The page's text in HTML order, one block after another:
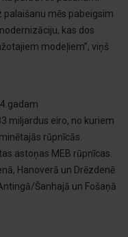
palaišanu mēs pabeigsim
kas dos
modeļiem”, viņš
miljardus eiro, no kuriem
rūpnīcās.
astoņas MEB rūpnīcas.
Hanoverā un Drēzdenē
Šanhajā un Fošaņā